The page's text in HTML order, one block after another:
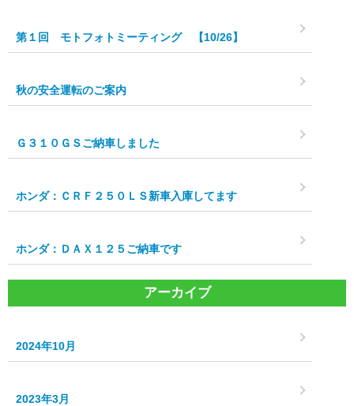
第１回 モトフォトミーティング 【10/26】
秋の安全運転のご案内
Ｇ３１０ＧＳご納車しました
ホンダ：ＣＲＦ２５０ＬＳ新車入庫してます
ホンダ：ＤＡＸ１２５ご納車です
アーカイブ
2024年10月
2023年3月